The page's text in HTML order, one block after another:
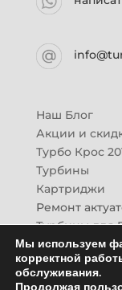
Наш Блог
Акции и
Турбо Крос
Турбины
Картриджи
Ремонт
Турбины для
Турбины для
Картридж
Турбины HINO
Мы используем
корректной
обслуживания.